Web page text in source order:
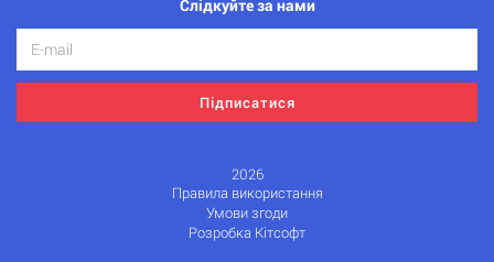
Слідкуйте за нами
Підписатися
2026
Правила використання
Умови згоди
Розробка Кітсофт